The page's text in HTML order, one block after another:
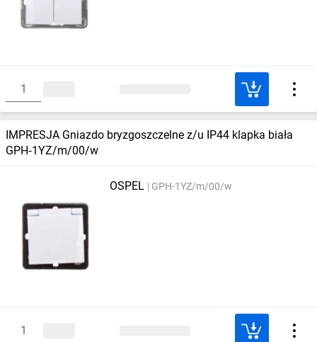
IMPRESJA Gniazdo bryzgoszczelne z/u IP44 klapka biała
GPH‑1YZ/m/00/w
OSPEL GPH-1YZ/m/00/w